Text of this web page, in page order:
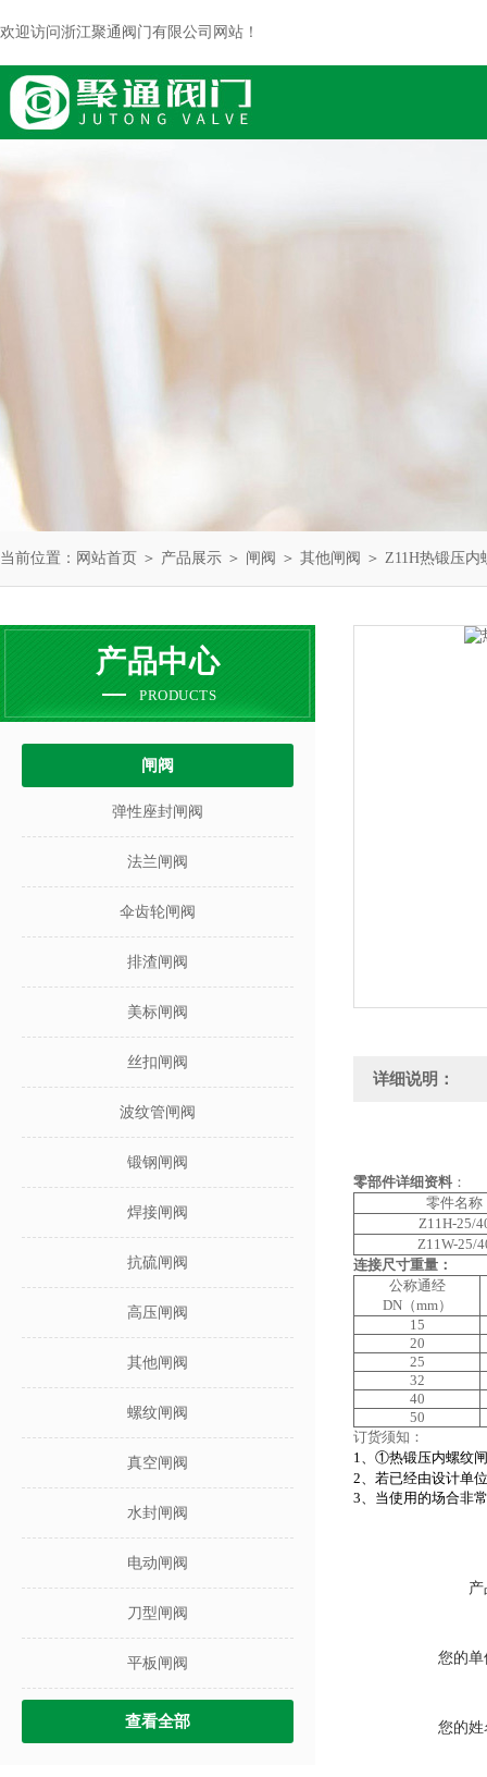
欢迎访问浙江聚通阀门有限公司网站！
当前位置： 网站首页 ＞ 产品展示 ＞ 闸阀 ＞ 其他闸阀 ＞ Z11H热锻压
产品中心
PRODUCTS
闸阀
弹性座封闸阀
法兰闸阀
伞齿轮闸阀
排渣闸阀
美标闸阀
丝扣闸阀
波纹管闸阀
锻钢闸阀
焊接闸阀
抗硫闸阀
高压闸阀
其他闸阀
螺纹闸阀
真空闸阀
水封闸阀
电动闸阀
刀型闸阀
平板闸阀
查看全部
详细说明：
零部件详细资料 ：
零件名称
Z11H-25/
Z11W-25/
连接尺寸重量：
公称通经
DN（mm）
15
20
25
32
40
50
订货须知：
1、①热锻压内螺纹
2、若已经由设计单
3、当使用的场合非
您的单
您的姓